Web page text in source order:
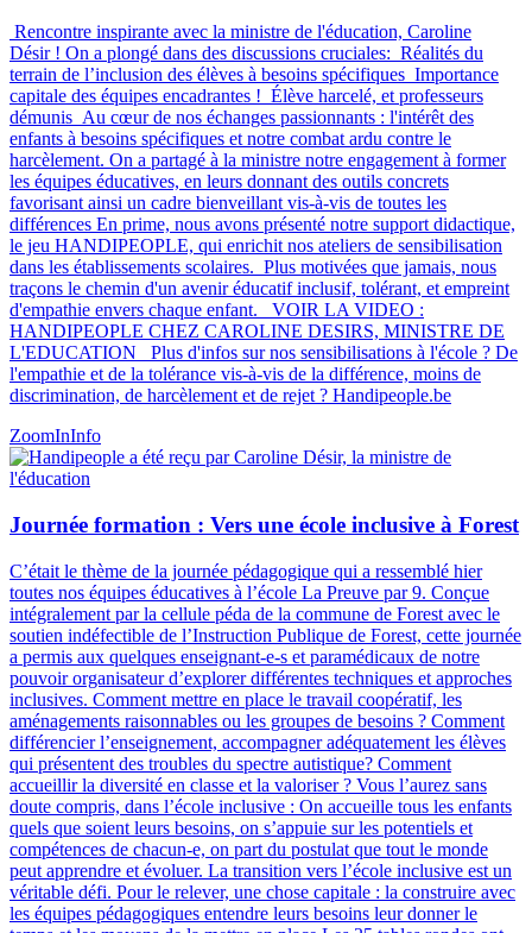
Rencontre inspirante avec la ministre de l'éducation, Caroline
Désir ! On a plongé dans des discussions cruciales: Réalités du
terrain de l’inclusion des élèves à besoins spécifiques Importance
capitale des équipes encadrantes ! Élève harcelé, et professeurs
démunis Au cœur de nos échanges passionnants : l'intérêt des
enfants à besoins spécifiques et notre combat ardu contre le
harcèlement. On a partagé à la ministre notre engagement à former
les équipes éducatives, en leurs donnant des outils concrets
favorisant ainsi un cadre bienveillant vis-à-vis de toutes les
différences En prime, nous avons présenté notre support didactique,
le jeu HANDIPEOPLE, qui enrichit nos ateliers de sensibilisation
dans les établissements scolaires. Plus motivées que jamais, nous
traçons le chemin d'un avenir éducatif inclusif, tolérant, et empreint
d'empathie envers chaque enfant. VOIR LA VIDEO :
HANDIPEOPLE CHEZ CAROLINE DESIRS, MINISTRE DE
L'EDUCATION Plus d'infos sur nos sensibilisations à l'école ? De
l'empathie et de la tolérance vis-à-vis de la différence, moins de
discrimination, de harcèlement et de rejet ? Handipeople.be
ZoomInInfo
Journée formation : Vers une école inclusive à Forest
C’était le thème de la journée pédagogique qui a ressemblé hier
toutes nos équipes éducatives à l’école La Preuve par 9. Conçue
intégralement par la cellule péda de la commune de Forest avec le
soutien indéfectible de l’Instruction Publique de Forest, cette journée
a permis aux quelques enseignant-e-s et paramédicaux de notre
pouvoir organisateur d’explorer différentes techniques et approches
inclusives. Comment mettre en place le travail coopératif, les
aménagements raisonnables ou les groupes de besoins ? Comment
différencier l’enseignement, accompagner adéquatement les élèves
qui présentent des troubles du spectre autistique? Comment
accueillir la diversité en classe et la valoriser ? Vous l’aurez sans
doute compris, dans l’école inclusive : On accueille tous les enfants
quels que soient leurs besoins, on s’appuie sur les potentiels et
compétences de chacun-e, on part du postulat que tout le monde
peut apprendre et évoluer. La transition vers l’école inclusive est un
véritable défi. Pour le relever, une chose capitale : la construire avec
les équipes pédagogiques entendre leurs besoins leur donner le